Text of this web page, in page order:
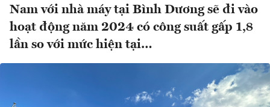
Nam với nhà máy tại Bình Dương sẽ đi vào
hoạt động năm 2024 có công suất gấp 1,8
lần so với mức hiện tại…